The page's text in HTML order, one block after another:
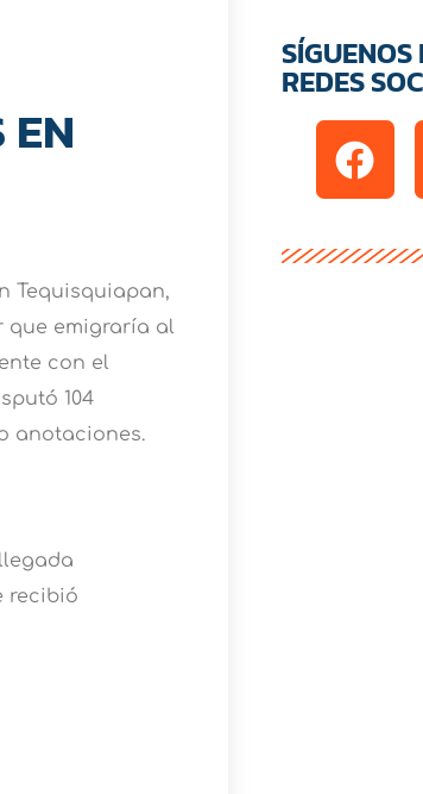
Tequisquiapan,
que emigraría al
con el
104
anotaciones.
recibió
SÍGUENOS
REDES